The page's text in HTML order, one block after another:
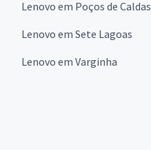
Lenovo em Poços de Caldas
Lenovo em Sete Lagoas
Lenovo em Varginha